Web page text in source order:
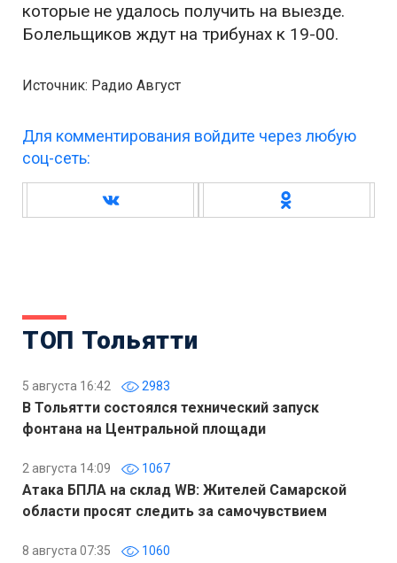
которые не удалось получить на выезде.
Болельщиков ждут на трибунах к 19-00.
Источник: Радио Август
Для комментирования войдите через любую
соц-сеть:
ТОП Тольятти
5 августа 16:42 2983
В Тольятти состоялся технический запуск
фонтана на Центральной площади
2 августа 14:09 1067
Атака БПЛА на склад WB: Жителей Самарской
области просят следить за самочувствием
8 августа 07:35 1060